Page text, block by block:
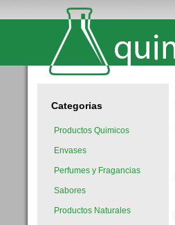
Categorias
Productos Quimicos
Envases
Perfumes y Fragancias
Sabores
Productos Naturales